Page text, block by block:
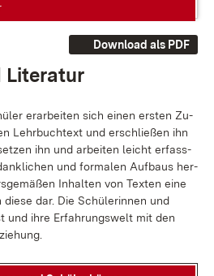
Download als PDF
Li­te­ra­tur
er­ar­bei­ten sich ei­nen ers­ten Zu­
Lehr­buch­text und er­schlie­ßen ihn
ihn und ar­bei­ten leicht er­fass­
und for­ma­len Auf­baus her­
In­hal­ten von Tex­ten ei­ne
dar. Die Schü­le­rin­nen und
und ih­re Er­fah­rungs­welt mit den